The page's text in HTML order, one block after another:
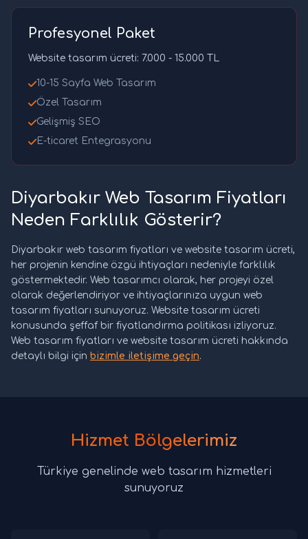
Profesyonel Paket
Website tasarım ücreti: 7.000 - 15.000 TL
10-15 Sayfa Web Tasarım
Özel Tasarım
Gelişmiş SEO
E-ticaret Entegrasyonu
Diyarbakır Web Tasarım Fiyatları
Neden Farklılık Gösterir?
Diyarbakır web tasarım fiyatları ve website tasarım ücreti,
her projenin kendine özgü ihtiyaçları nedeniyle farklılık
göstermektedir. Web tasarımcı olarak, her projeyi özel
olarak değerlendiriyor ve ihtiyaçlarınıza uygun web
tasarım fiyatları sunuyoruz. Website tasarım ücreti
konusunda şeffaf bir fiyatlandırma politikası izliyoruz.
Web tasarım fiyatları ve website tasarım ücreti hakkında
detaylı bilgi için bizimle iletişime geçin.
Hizmet Bölgelerimiz
Türkiye genelinde web tasarım hizmetleri
sunuyoruz